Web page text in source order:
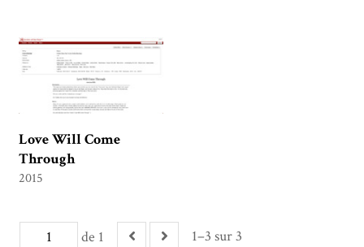
Love Will Come
Through
2015
de 1 1–3 sur 3